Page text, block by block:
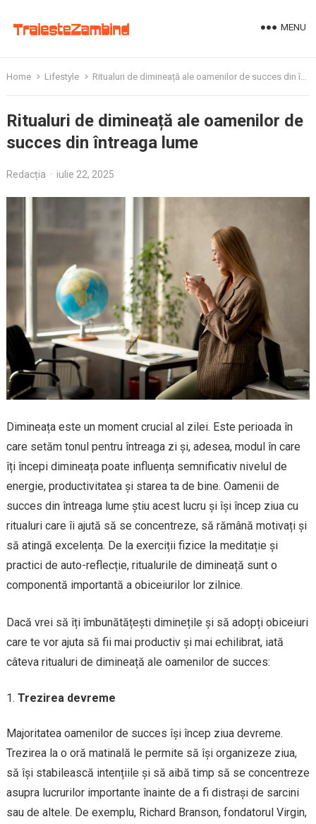
MENU
Home Lifestyle Ritualuri de dimineață ale oamenilor de succes din întreaga lume
Ritualuri de dimineață ale oamenilor de
succes din întreaga lume
Redacția · iulie 22, 2025
Dimineața este un moment crucial al zilei. Este perioada în
care setăm tonul pentru întreaga zi și, adesea, modul în care
îți începi dimineața poate influența semnificativ nivelul de
energie, productivitatea și starea ta de bine. Oamenii de
succes din întreaga lume știu acest lucru și își încep ziua cu
ritualuri care îi ajută să se concentreze, să rămână motivați și
să atingă excelența. De la exerciții fizice la meditație și
practici de auto-reflecție, ritualurile de dimineață sunt o
componentă importantă a obiceiurilor lor zilnice.
Dacă vrei să îți îmbunătățești diminețile și să adopți obiceiuri
care te vor ajuta să fii mai productiv și mai echilibrat, iată
câteva ritualuri de dimineață ale oamenilor de succes:
Trezirea devreme
Majoritatea oamenilor de succes își încep ziua devreme.
Trezirea la o oră matinală le permite să își organizeze ziua,
să își stabilească intențiile și să aibă timp să se concentreze
asupra lucrurilor importante înainte de a fi distrași de sarcini
sau de altele. De exemplu, Richard Branson, fondatorul Virgin,